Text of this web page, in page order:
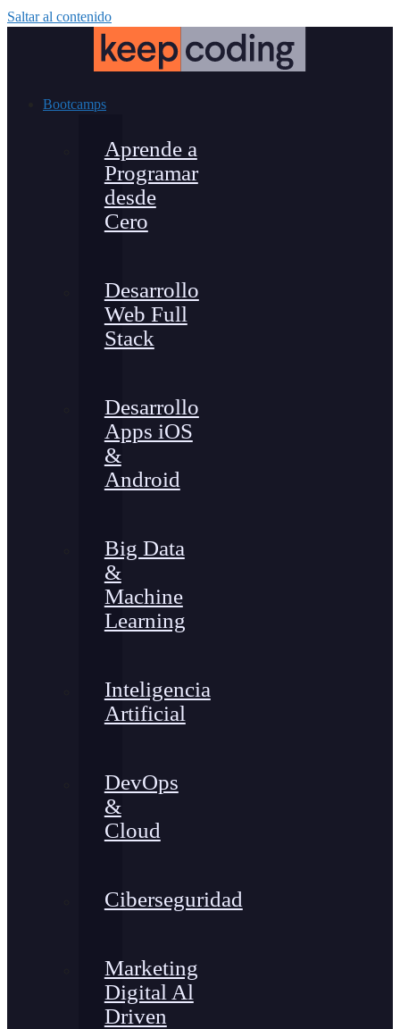
Saltar al contenido
Bootcamps
Aprende a
Programar
desde
Cero
Desarrollo
Web Full
Stack
Desarrollo
Apps iOS
&
Android
Big Data
&
Machine
Learning
Inteligencia
Artificial
DevOps
&
Cloud
Ciberseguridad
Marketing
Digital Al
Driven